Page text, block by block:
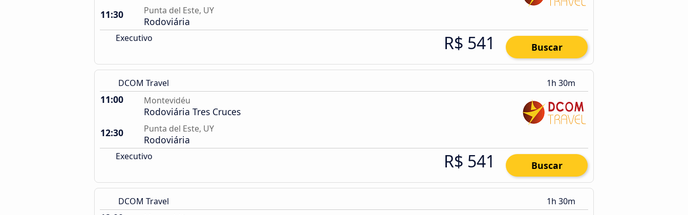
11:30
Punta del Este, UY
Rodoviária
Executivo R$ 541 Buscar
DCOM Travel 1h 30m
11:00 Montevidéu
Rodoviária Tres Cruces
12:30
Punta del Este, UY
Rodoviária
Executivo R$ 541 Buscar
DCOM Travel 1h 30m